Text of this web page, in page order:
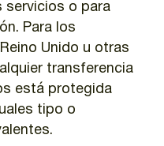
servicios o para
Para los
Unido u otras
transferencia
está protegida
tipo o